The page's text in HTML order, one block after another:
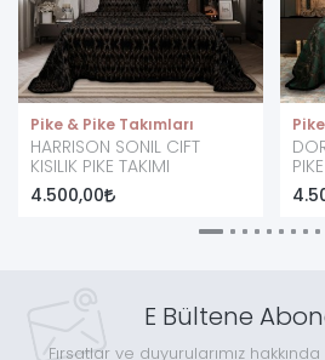
Pike & Pike Takımları
HARRISON SONIL CIFT
KISILIK PIKE TAKIMI
4.500,00
E Bültene
Fırsatlar ve duyurularımız